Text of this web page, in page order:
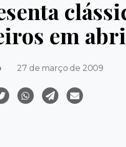
em
27 de março de 2009